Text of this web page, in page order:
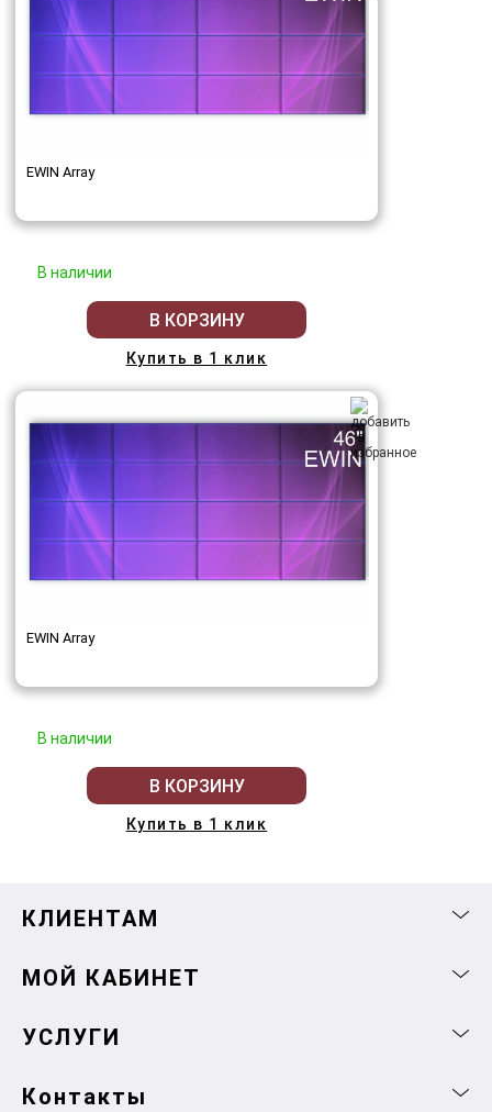
EWIN Array
В наличии
В КОРЗИНУ
Купить в 1 клик
EWIN Array
В наличии
В КОРЗИНУ
Купить в 1 клик
КЛИЕНТАМ
МОЙ КАБИНЕТ
УСЛУГИ
Контакты